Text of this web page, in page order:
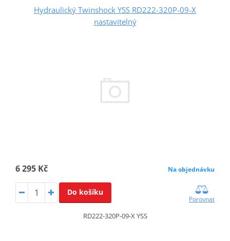
Hydraulický Twinshock YSS RD222-320P-09-X
nastavitelný
6 295 Kč Na objednávku
Do košíku
Porovnat
RD222-320P-09-X YSS